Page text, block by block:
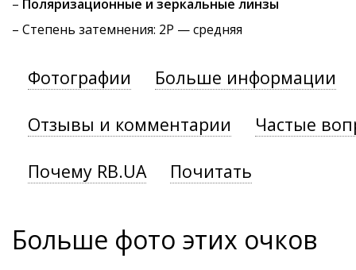
– Поляризационные и зеркальные линзы
– Степень затемнения: 2P — средняя
Фотографии Больше информации
Отзывы и комментарии Частые
Почему RB.UA Почитать
Больше фото этих очков